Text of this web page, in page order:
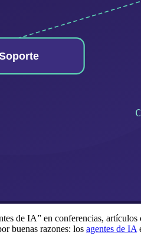
de IA” en conferencias,
buenas razones: los agentes de IA